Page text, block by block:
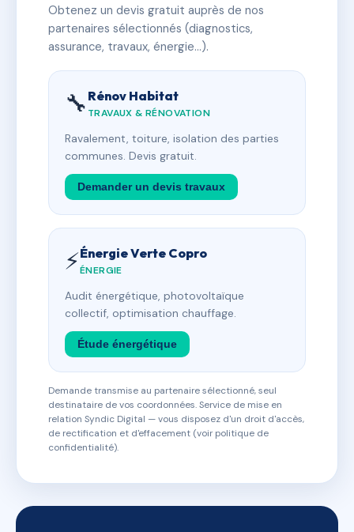
Obtenez un devis gratuit auprès de nos
partenaires sélectionnés (diagnostics,
assurance, travaux, énergie…).
🔧 Rénov Habitat
TRAVAUX & RÉNOVATION
Ravalement, toiture, isolation des parties
communes. Devis gratuit.
Demander un devis travaux
⚡Énergie Verte Copro
ÉNERGIE
Audit énergétique, photovoltaïque
collectif, optimisation chauffage.
Étude énergétique
Demande transmise au partenaire sélectionné, seul
destinataire de vos coordonnées. Service de mise en
relation Syndic Digital — vous disposez d'un droit d'accès,
de rectification et d'effacement (voir politique de
confidentialité).